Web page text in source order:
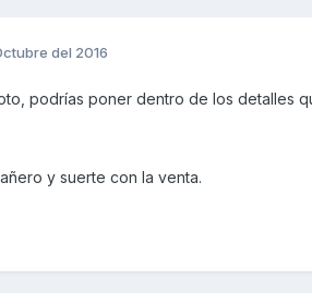
del 2016
podrías poner dentro de los detalles
y suerte con la venta.